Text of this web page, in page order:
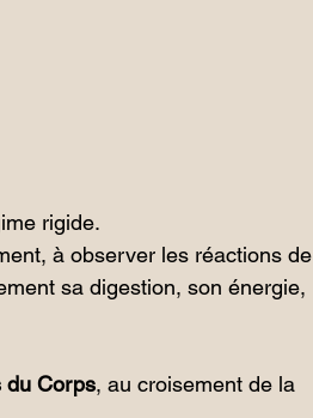
rigide.
à observer les réactions de
sa digestion, son énergie,
du Corps, au croisement de la